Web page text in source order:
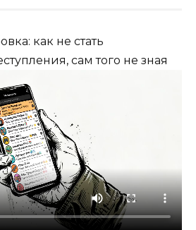
как не стать
сам того не зная